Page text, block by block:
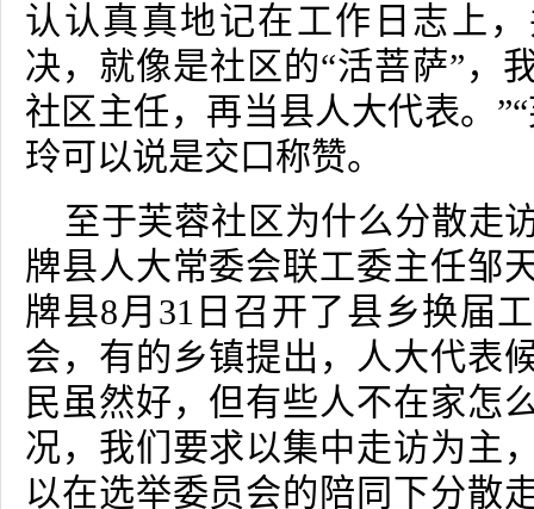
认认真真地记在工作日志上
决，就像是社区的“活菩萨”，
社区主任，再当县人大代表。
玲可以说是交口称赞。
至于芙蓉社区为什么分散走
牌县人大常委会联工委主任邹
牌县8月 31 日召开了县乡换届
会，有的乡镇提出，人大代表
民虽然好，但有些人不在家怎
况，我们要求以集中走访为主
以在选举委员会的陪同下分散